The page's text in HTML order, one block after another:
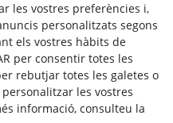
les vostres preferències i,
personalitzats segons
els vostres hàbits de
per consentir totes les
rebutjar totes les galetes o
personalitzar les vostres
informació, consulteu la